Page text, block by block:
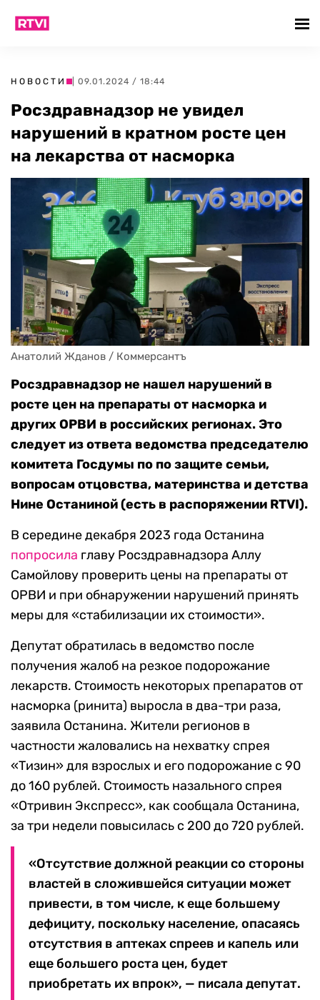
НОВОСТИ | 09.01.2024 / 18:44
Росздравнадзор не увидел
нарушений в кратном росте цен
на лекарства от насморка
Анатолий Жданов / Коммерсантъ
Росздравнадзор не нашел нарушений в
росте цен на препараты от насморка и
других ОРВИ в российских регионах. Это
следует из ответа ведомства председателю
комитета Госдумы по по защите семьи,
вопросам отцовства, материнства и детства
Нине Останиной (есть в распоряжении RTVI).
В середине декабря 2023 года Останина
попросила главу Росздравнадзора Аллу
Самойлову проверить цены на препараты от
ОРВИ и при обнаружении нарушений принять
меры для «стабилизации их стоимости».
Депутат обратилась в ведомство после
получения жалоб на резкое подорожание
лекарств. Стоимость некоторых препаратов от
насморка (ринита) выросла в два-три раза,
заявила Останина. Жители регионов в
частности жаловались на нехватку спрея
«Тизин» для взрослых и его подорожание с 90
до 160 рублей. Стоимость назального спрея
«Отривин Экспресс», как сообщала Останина,
за три недели повысилась с 200 до 720 рублей.
«Отсутствие должной реакции со стороны
властей в сложившейся ситуации может
привести, в том числе, к еще большему
дефициту, поскольку население, опасаясь
отсутствия в аптеках спреев и капель или
еще большего роста цен, будет
приобретать их впрок», — писала депутат.